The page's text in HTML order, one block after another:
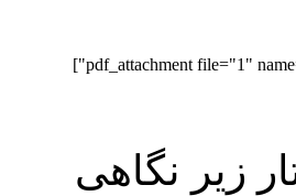
زیر نگاهی